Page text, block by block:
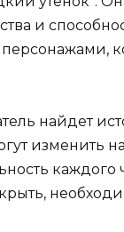
и
найдет
изменить